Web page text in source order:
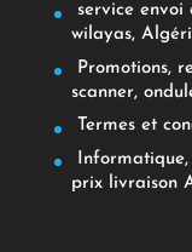
service envoi
wilayas,
Promotions,
scanner,
Termes et
prix livraison